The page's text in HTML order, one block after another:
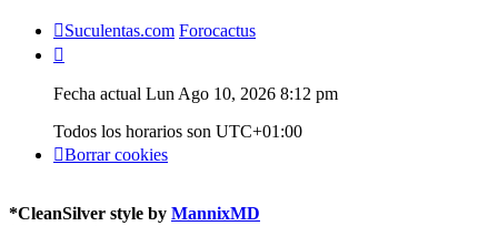
Suculentas.com Forocactus
Fecha actual Lun Ago 10, 2026 8:12 pm
Todos los horarios son UTC+01:00
Borrar cookies
*CleanSilver style by MannixMD